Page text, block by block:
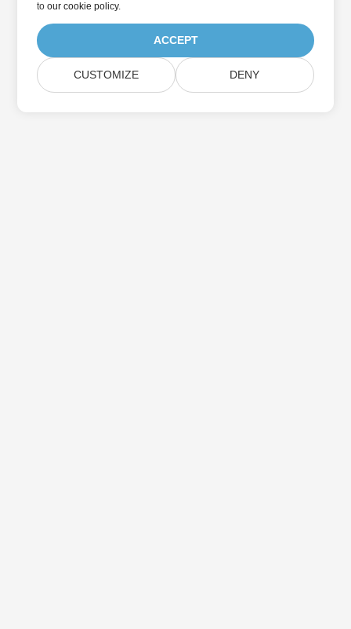
toour cookie policy.
ACCEPT
CUSTOMIZE DENY